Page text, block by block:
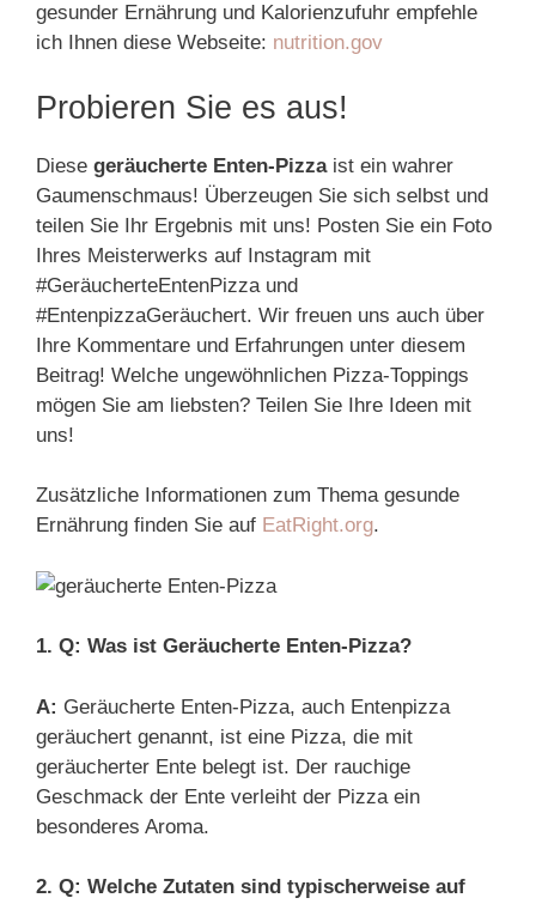
gesunder Ernährung und Kalorienzufuhr empfehle
ich Ihnen diese Webseite: nutrition.gov
Probieren Sie es aus!
Diese geräucherte Enten-Pizzaist ein wahrer
Gaumenschmaus! Überzeugen Sie sich selbst und
teilen Sie Ihr Ergebnis mit uns! Posten Sie ein Foto
Ihres Meisterwerks auf Instagram mit
#GeräucherteEntenPizza und
#EntenpizzaGeräuchert. Wir freuen uns auch über
Ihre Kommentare und Erfahrungen unter diesem
Beitrag! Welche ungewöhnlichen Pizza-Toppings
mögen Sie am liebsten? Teilen Sie Ihre Ideen mit
uns!
Zusätzliche Informationen zum Thema gesunde
Ernährung finden Sie auf EatRight.org.
1. Q: Was ist Geräucherte Enten-Pizza?
A: Geräucherte Enten-Pizza, auch Entenpizza
geräuchert genannt, ist eine Pizza, die mit
geräucherter Ente belegt ist. Der rauchige
Geschmack der Ente verleiht der Pizza ein
besonderes Aroma.
2. Q: Welche Zutaten sind typischerweise auf